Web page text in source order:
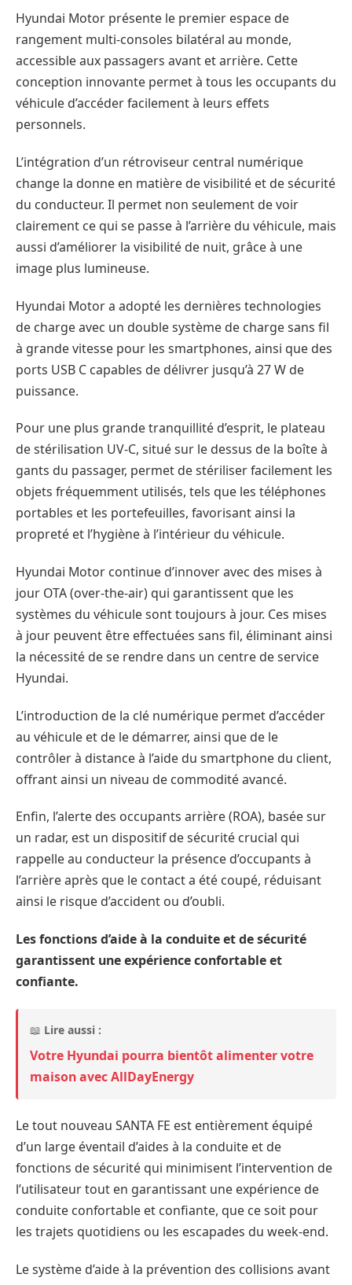
Hyundai Motor présente le premier espace de
rangement multi-consoles bilatéral au monde,
accessible aux passagers avant et arrière. Cette
conception innovante permet à tous les occupants du
véhicule d’accéder facilement à leurs effets
personnels.
L’intégration d’un rétroviseur central numérique
change la donne en matière de visibilité et de sécurité
du conducteur. Il permet non seulement de voir
clairement ce qui se passe à l’arrière du véhicule, mais
aussi d’améliorer la visibilité de nuit, grâce à une
image plus lumineuse.
Hyundai Motor a adopté les dernières technologies
de charge avec un double système de charge sans fil
à grande vitesse pour les smartphones, ainsi que des
ports USB C capables de délivrer jusqu’à 27 W de
puissance.
Pour une plus grande tranquillité d’esprit, le plateau
de stérilisation UV-C, situé sur le dessus de la boîte à
gants du passager, permet de stériliser facilement les
objets fréquemment utilisés, tels que les téléphones
portables et les portefeuilles, favorisant ainsi la
propreté et l’hygiène à l’intérieur du véhicule.
Hyundai Motor continue d’innover avec des mises à
jour OTA (over-the-air) qui garantissent que les
systèmes du véhicule sont toujours à jour. Ces mises
à jour peuvent être effectuées sans fil, éliminant ainsi
la nécessité de se rendre dans un centre de service
Hyundai.
L’introduction de la clé numérique permet d’accéder
au véhicule et de le démarrer, ainsi que de le
contrôler à distance à l’aide du smartphone du client,
offrant ainsi un niveau de commodité avancé.
Enfin, l’alerte des occupants arrière (ROA), basée sur
un radar, est un dispositif de sécurité crucial qui
rappelle au conducteur la présence d’occupants à
l’arrière après que le contact a été coupé, réduisant
ainsi le risque d’accident ou d’oubli.
Les fonctions d’aide à la conduite et de sécurité
garantissent une expérience confortable et
confiante.
📖 Lire aussi :
Votre Hyundai pourra bientôt alimenter votre
maison avec AllDayEnergy
Le tout nouveau SANTA FE est entièrement équipé
d’un large éventail d’aides à la conduite et de
fonctions de sécurité qui minimisent l’intervention de
l’utilisateur tout en garantissant une expérience de
conduite confortable et confiante, que ce soit pour
les trajets quotidiens ou les escapades du week-end. ​
Le système d’aide à la prévention des collisions avant